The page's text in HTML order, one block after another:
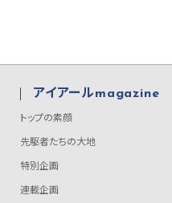
アイアールmagazine
トップの素顔
先駆者たちの大地
特別企画
連載企画